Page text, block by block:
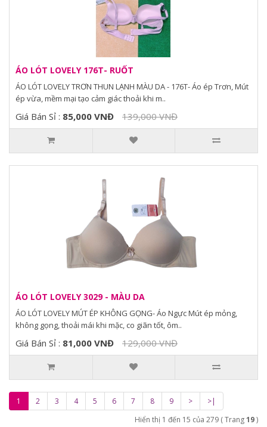
ÁO LÓT LOVELY 176T- RUỐT
ÁO LÓT LOVELY TRƠN THUN LẠNH MÀU DA - 176T- Áo ép Trơn, Mút
ép vừa, mềm mại tạo cảm giác thoải khi m..
Giá Bán Sỉ : 85,000 VNĐ 139,000 VNĐ
ÁO LÓT LOVELY 3029 - MÀU DA
ÁO LÓT LOVELY MÚT ÉP KHÔNG GỌNG- Áo Ngực Mút ép mỏng,
không gọng, thoải mái khi mặc, co giãn tốt, ôm..
Giá Bán Sỉ : 81,000 VNĐ 129,000 VNĐ
1 2 3 4 5 6 7 8 9 >
>|
Hiển thị 1 đến 15 của 279 ( Trang19)